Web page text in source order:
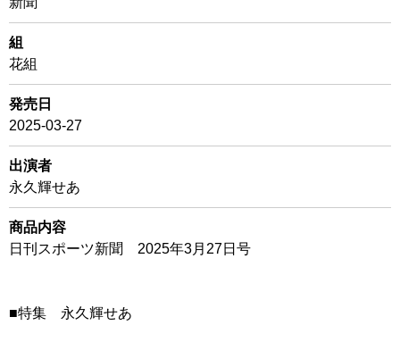
組
花組
発売日
2025-03-27
出演者
永久輝せあ
商品内容
日刊スポーツ新聞 2025年3月27日号
■特集 永久輝せあ